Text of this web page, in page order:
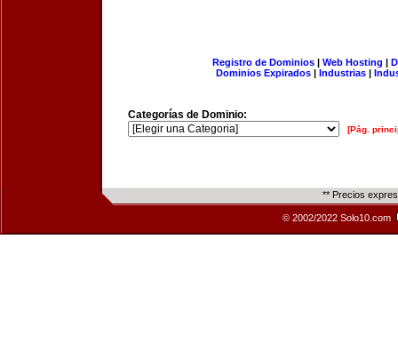
Registro de Dominios| Web Hosting |
Dominios Expirados | Industrias |
Categorías de Dominio:
[Pág.
** Precios
© 2002/2022 Solo10.com